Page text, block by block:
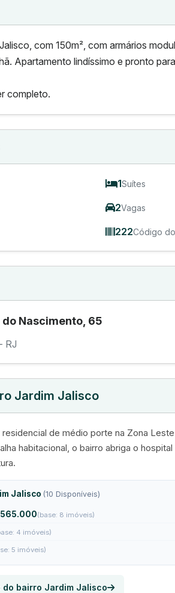
com 150m², com armários
Apartamento lindíssimo e pronto
completo.
1Suítes
2Vagas
222Código
do Nascimento, 65
RJ
Jardim Jalisco
de médio porte na Zona
habitacional, o bairro abriga o
Jalisco (10 Disponíveis)
565.000(base: 8 imóveis)
4 imóveis)
5 imóveis)
do bairro Jardim Jalisco